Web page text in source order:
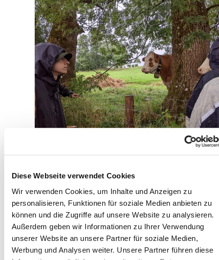
Diese Webseite verwendet Cookies
Wir verwenden Cookies, um Inhalte und Anzeigen zu
personalisieren, Funktionen für soziale Medien anbieten zu
können und die Zugriffe auf unsere Website zu analysieren.
Außerdem geben wir Informationen zu Ihrer Verwendung
unserer Website an unsere Partner für soziale Medien,
Werbung und Analysen weiter. Unsere Partner führen diese
Menge Regen muss man den Pilgernden
gewähren.
Wenn das Gewitter vorübergezogen ist, kann
der Weg auf Asphalt vorgesetzt werden.
Beachten Sie allerdings, dass nun ein extrem
starker Anstieg folgen kann, der den
Pilgernden den letzten Atem rauben kann!